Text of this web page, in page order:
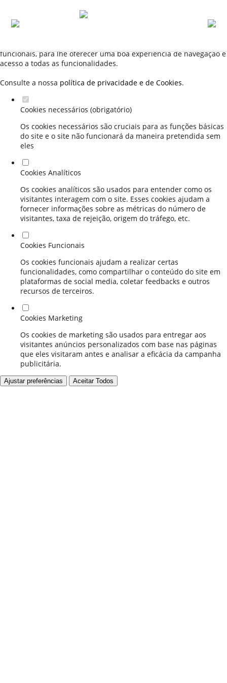
Defina as suas preferências de cookies para este
website.
funcionais, para lhe oferecer uma boa experiência de navegação e
acesso a todas as funcionalidades.
Consulte a nossa política de privacidade e de Cookies.
Cookies necessários (obrigatório)
Os cookies necessários são cruciais para as funções básicas
do site e o site não funcionará da maneira pretendida sem
eles
Cookies Analíticos
Os cookies analíticos são usados para entender como os
visitantes interagem com o site. Esses cookies ajudam a
fornecer informações sobre as métricas do número de
visitantes, taxa de rejeição, origem do tráfego, etc.
Cookies Funcionais
Os cookies funcionais ajudam a realizar certas
funcionalidades, como compartilhar o conteúdo do site em
plataformas de social media, coletar feedbacks e outros
recursos de terceiros.
Cookies Marketing
Os cookies de marketing são usados para entregar aos
visitantes anúncios personalizados com base nas páginas
que eles visitaram antes e analisar a eficácia da campanha
publicitária.
Ajustar preferências Aceitar Todos